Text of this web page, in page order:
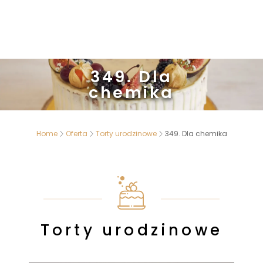
349. Dla
chemika
Home Oferta Torty urodzinowe 349. Dla chemika
Torty urodzinowe